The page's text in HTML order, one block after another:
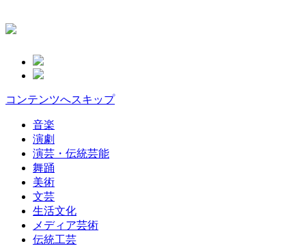
コンテンツへスキップ
音楽
演劇
演芸・伝統芸能
舞踊
美術
文芸
生活文化
メディア芸術
伝統工芸